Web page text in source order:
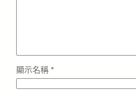
顯示名稱 *